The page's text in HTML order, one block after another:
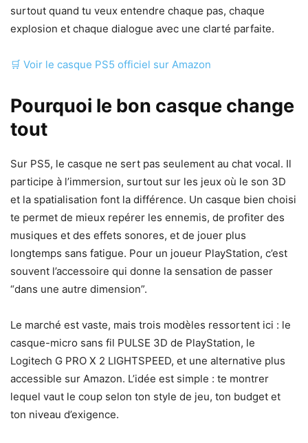
surtout quand tu veux entendre chaque pas, chaque
explosion et chaque dialogue avec une clarté parfaite.
🛒 Voir le casque PS5 officiel sur Amazon
Pourquoi le bon casque change
tout
Sur PS5, le casque ne sert pas seulement au chat vocal. Il
participe à l’immersion, surtout sur les jeux où le son 3D
et la spatialisation font la différence. Un casque bien choisi
te permet de mieux repérer les ennemis, de profiter des
musiques et des effets sonores, et de jouer plus
longtemps sans fatigue. Pour un joueur PlayStation, c’est
souvent l’accessoire qui donne la sensation de passer
“dans une autre dimension”.
Le marché est vaste, mais trois modèles ressortent ici : le
casque-micro sans fil PULSE 3D de PlayStation, le
Logitech G PRO X 2 LIGHTSPEED, et une alternative plus
accessible sur Amazon. L’idée est simple : te montrer
lequel vaut le coup selon ton style de jeu, ton budget et
ton niveau d’exigence.